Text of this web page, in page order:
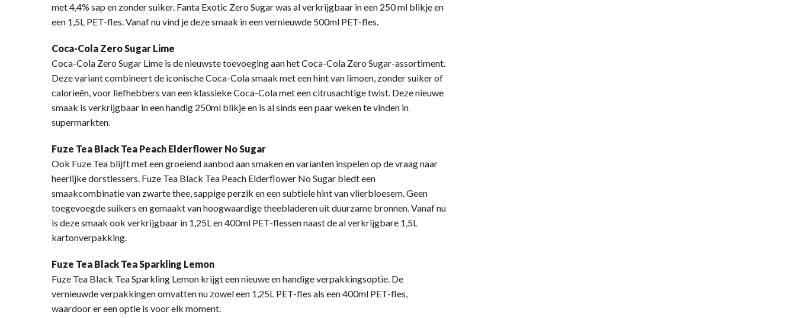
met 4,4% sap en zonder suiker. Fanta Exotic Zero Sugar was al verkrijgbaar in een 250 ml blikje en
een 1,5L PET-fles. Vanaf nu vind je deze smaak in een vernieuwde 500ml PET-fles.
Coca-Cola Zero Sugar Lime
Coca-Cola Zero Sugar Lime is de nieuwste toevoeging aan het Coca-Cola Zero Sugar-assortiment.
Deze variant combineert de iconische Coca-Cola smaak met een hint van limoen, zonder suiker of
calorieën, voor liefhebbers van een klassieke Coca-Cola met een citrusachtige twist. Deze nieuwe
smaak is verkrijgbaar in een handig 250ml blikje en is al sinds een paar weken te vinden in
supermarkten.
Fuze Tea Black Tea Peach Elderflower No Sugar
Ook Fuze Tea blijft met een groeiend aanbod aan smaken en varianten inspelen op de vraag naar
heerlijke dorstlessers. Fuze Tea Black Tea Peach Elderflower No Sugar biedt een
smaakcombinatie van zwarte thee, sappige perzik en een subtiele hint van vlierbloesem. Geen
toegevoegde suikers en gemaakt van hoogwaardige theebladeren uit duurzame bronnen. Vanaf nu
is deze smaak ook verkrijgbaar in 1,25L en 400ml PET-flessen naast de al verkrijgbare 1,5L
kartonverpakking.
Fuze Tea Black Tea Sparkling Lemon
Fuze Tea Black Tea Sparkling Lemon krijgt een nieuwe en handige verpakkingsoptie. De
vernieuwde verpakkingen omvatten nu zowel een 1,25L PET-fles als een 400ml PET-fles,
waardoor er een optie is voor elk moment.